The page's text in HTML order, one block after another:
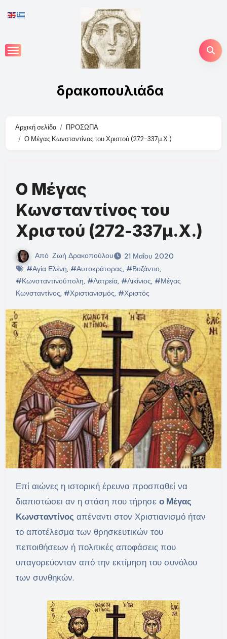
to
δρακοπουλιάδα
Αρχική σελίδα
ΠΡΟΣΩΠΑ
Ο Μέγας Κωνσταντίνος του Χριστού (272-337μ.Χ.)
Ο Μέγας
Κωνσταντίνος του
Χριστού (272-337μ.Χ.)
Από Ζωή Δρακοπούλου
21 Μαΐου 2020
#Αγία Ελένη, #Αυτοκράτορας, #Βυζάντιο,
#Κωνσταντινούπολη, #Λατρεία, #Λικίνιος, #Μέγας
Κωνσταντίνος, #Χριστιανισμός, #Χριστός
Επί αιώνες η ιστορική έρευνα προσπαθεί να
διαπιστώσει αν η στάση που τήρησε ο Μέγας
Κωνσταντίνος απέναντι στον Χριστιανισμό ήταν
το αποτέλεσμα των θρησκευτικών του
πεποιθήσεων ή πολιτικές αποφάσεις που
υπαγορεύονταν από την εκτίμηση του συνόλου
των συνθηκών.